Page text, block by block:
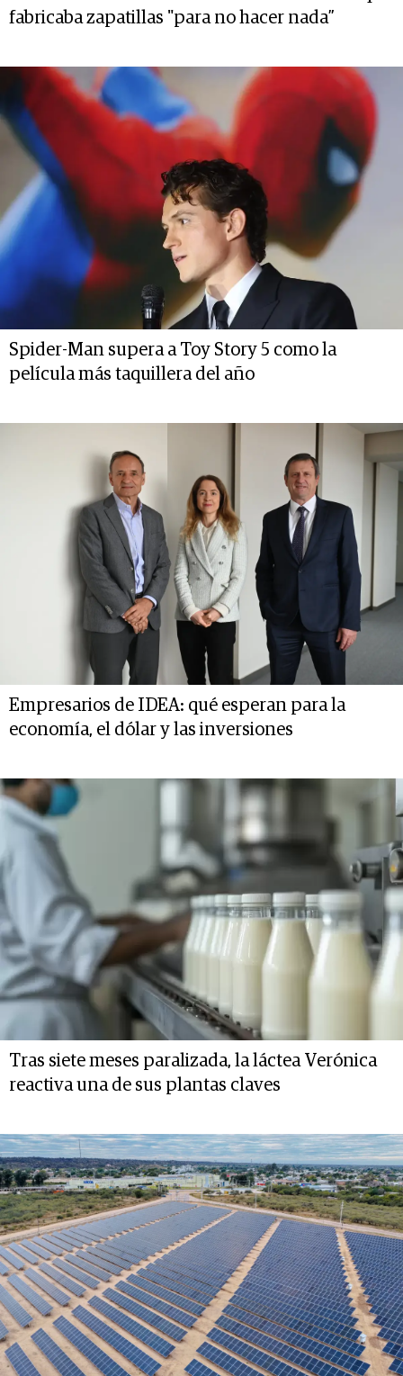
fabricaba zapatillas "para no hacer nada”
Spider-Man supera a Toy Story 5 como la
película más taquillera del año
Empresarios de IDEA: qué esperan para la
economía, el dólar y las inversiones
Tras siete meses paralizada, la láctea Verónica
reactiva una de sus plantas claves